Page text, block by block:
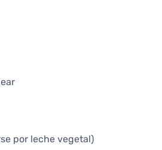
por leche vegetal)